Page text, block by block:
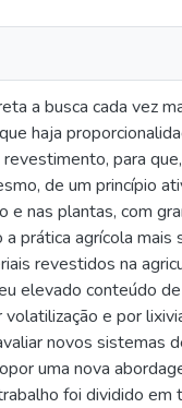
a busca cada vez
haja
para
de um princípio
nas plantas, com
prática agrícola mais
revestidos na
elevado conteúdo
e por
novos sistemas
uma nova
foi dividido em